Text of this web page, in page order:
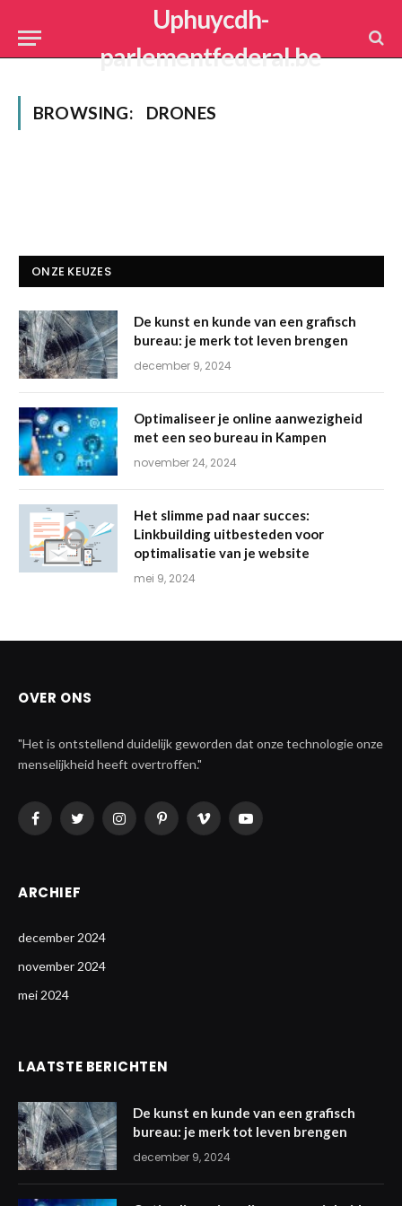
Uphuycdh-
parlementfederal.be
BROWSING: DRONES
ONZE KEUZES
De kunst en kunde van een grafisch
bureau: je merk tot leven brengen
december 9, 2024
Optimaliseer je online aanwezigheid
met een seo bureau in Kampen
november 24, 2024
Het slimme pad naar succes:
Linkbuilding uitbesteden voor
optimalisatie van je website
mei 9, 2024
OVER ONS
"Het is ontstellend duidelijk geworden dat onze technologie onze
menselijkheid heeft overtroffen."
FacebookTwitterInstagramPinterestVimeo YouTube
ARCHIEF
december 2024
november 2024
mei 2024
LAATSTE BERICHTEN
De kunst en kunde van een grafisch
bureau: je merk tot leven brengen
december 9, 2024